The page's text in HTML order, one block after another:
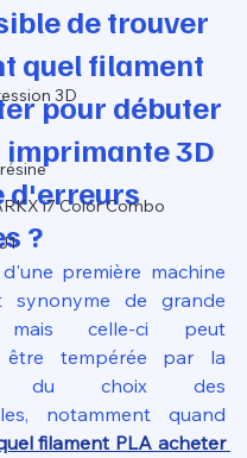
3D
i7 Color Combo
de trouver
quel filament
pour débuter
imprimante 3D
d'erreurs
?
d'une première machine
synonyme de grande
mais celle-ci peut
être tempérée par la
du choix des
notamment quand
filament PLA acheter